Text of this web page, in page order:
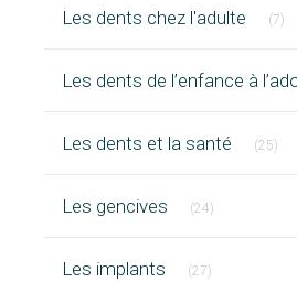
Les dents chez l'adulte (7)
Les dents de l’enfance à
Les dents et la santé (25)
Les gencives (24)
Les implants (27)